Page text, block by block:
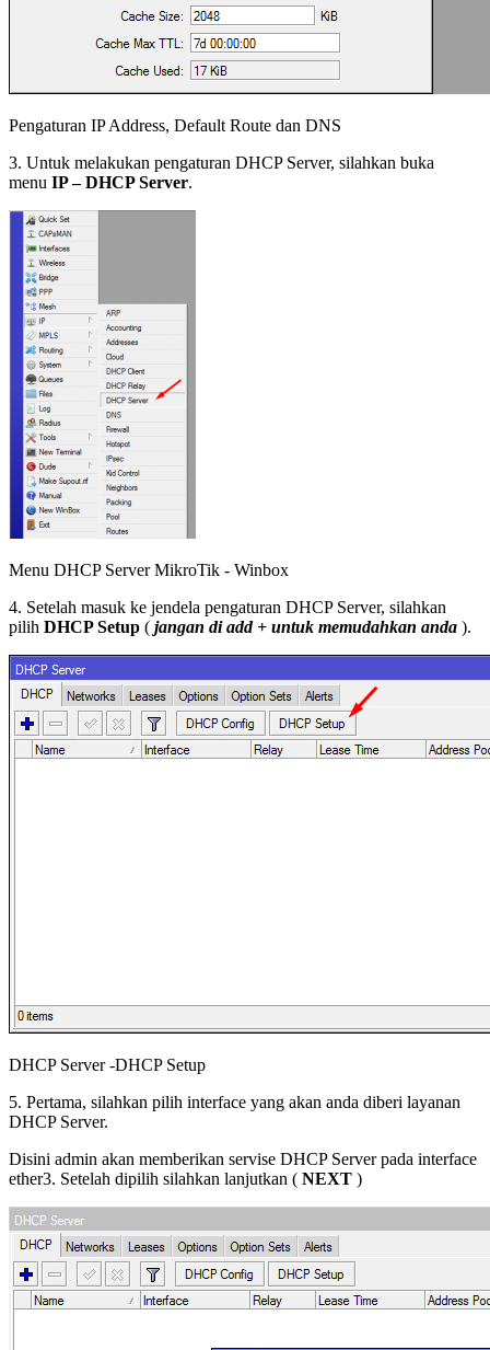
Pengaturan IP Address, Default Route dan DNS
3. Untuk melakukan pengaturan DHCP Server, silahkan buka
menu IP – DHCP Server.
Menu DHCP Server MikroTik - Winbox
4. Setelah masuk ke jendela pengaturan DHCP Server, silahkan
pilih DHCP Setup ( jangan di add + untuk memudahkan anda ).
DHCP Server -DHCP Setup
5. Pertama, silahkan pilih interface yang akan anda diberi layanan
DHCP Server.
Disini admin akan memberikan servise DHCP Server pada interface
ether3. Setelah dipilih silahkan lanjutkan ( NEXT )